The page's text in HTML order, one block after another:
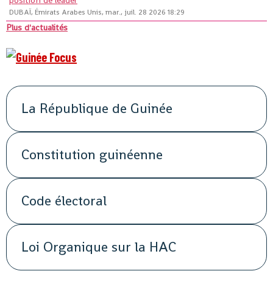
DUBAÏ, Émirats Arabes Unis, mar., juil. 28 2026 18:29
Plus d'actualités
La République de Guinée
Constitution guinéenne
Code électoral
Loi Organique sur la HAC